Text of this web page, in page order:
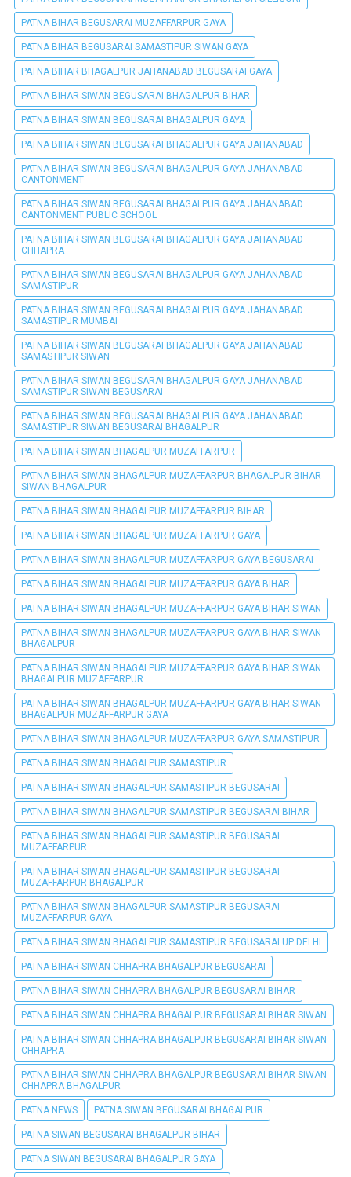
PATNA BIHAR BEGUSARAI MUZAFFARPUR GAYA
PATNA BIHAR BEGUSARAI SAMASTIPUR SIWAN GAYA
PATNA BIHAR BHAGALPUR JAHANABAD BEGUSARAI GAYA
PATNA BIHAR SIWAN BEGUSARAI BHAGALPUR BIHAR
PATNA BIHAR SIWAN BEGUSARAI BHAGALPUR GAYA
PATNA BIHAR SIWAN BEGUSARAI BHAGALPUR GAYA JAHANABAD
PATNA BIHAR SIWAN BEGUSARAI BHAGALPUR GAYA JAHANABAD
CANTONMENT
PATNA BIHAR SIWAN BEGUSARAI BHAGALPUR GAYA JAHANABAD
CANTONMENT PUBLIC SCHOOL
PATNA BIHAR SIWAN BEGUSARAI BHAGALPUR GAYA JAHANABAD
CHHAPRA
PATNA BIHAR SIWAN BEGUSARAI BHAGALPUR GAYA JAHANABAD
SAMASTIPUR
PATNA BIHAR SIWAN BEGUSARAI BHAGALPUR GAYA JAHANABAD
SAMASTIPUR MUMBAI
PATNA BIHAR SIWAN BEGUSARAI BHAGALPUR GAYA JAHANABAD
SAMASTIPUR SIWAN
PATNA BIHAR SIWAN BEGUSARAI BHAGALPUR GAYA JAHANABAD
SAMASTIPUR SIWAN BEGUSARAI
PATNA BIHAR SIWAN BEGUSARAI BHAGALPUR GAYA JAHANABAD
SAMASTIPUR SIWAN BEGUSARAI BHAGALPUR
PATNA BIHAR SIWAN BHAGALPUR MUZAFFARPUR
PATNA BIHAR SIWAN BHAGALPUR MUZAFFARPUR BHAGALPUR BIHAR
SIWAN BHAGALPUR
PATNA BIHAR SIWAN BHAGALPUR MUZAFFARPUR BIHAR
PATNA BIHAR SIWAN BHAGALPUR MUZAFFARPUR GAYA
PATNA BIHAR SIWAN BHAGALPUR MUZAFFARPUR GAYA BEGUSARAI
PATNA BIHAR SIWAN BHAGALPUR MUZAFFARPUR GAYA BIHAR
PATNA BIHAR SIWAN BHAGALPUR MUZAFFARPUR GAYA BIHAR SIWAN
PATNA BIHAR SIWAN BHAGALPUR MUZAFFARPUR GAYA BIHAR SIWAN
BHAGALPUR
PATNA BIHAR SIWAN BHAGALPUR MUZAFFARPUR GAYA BIHAR SIWAN
BHAGALPUR MUZAFFARPUR
PATNA BIHAR SIWAN BHAGALPUR MUZAFFARPUR GAYA BIHAR SIWAN
BHAGALPUR MUZAFFARPUR GAYA
PATNA BIHAR SIWAN BHAGALPUR MUZAFFARPUR GAYA SAMASTIPUR
PATNA BIHAR SIWAN BHAGALPUR SAMASTIPUR
PATNA BIHAR SIWAN BHAGALPUR SAMASTIPUR BEGUSARAI
PATNA BIHAR SIWAN BHAGALPUR SAMASTIPUR BEGUSARAI BIHAR
PATNA BIHAR SIWAN BHAGALPUR SAMASTIPUR BEGUSARAI
MUZAFFARPUR
PATNA BIHAR SIWAN BHAGALPUR SAMASTIPUR BEGUSARAI
MUZAFFARPUR BHAGALPUR
PATNA BIHAR SIWAN BHAGALPUR SAMASTIPUR BEGUSARAI
MUZAFFARPUR GAYA
PATNA BIHAR SIWAN BHAGALPUR SAMASTIPUR BEGUSARAI UP DELHI
PATNA BIHAR SIWAN CHHAPRA BHAGALPUR BEGUSARAI
PATNA BIHAR SIWAN CHHAPRA BHAGALPUR BEGUSARAI BIHAR
PATNA BIHAR SIWAN CHHAPRA BHAGALPUR BEGUSARAI BIHAR SIWAN
PATNA BIHAR SIWAN CHHAPRA BHAGALPUR BEGUSARAI BIHAR SIWAN
CHHAPRA
PATNA BIHAR SIWAN CHHAPRA BHAGALPUR BEGUSARAI BIHAR SIWAN
CHHAPRA BHAGALPUR
PATNA NEWS PATNA SIWAN BEGUSARAI BHAGALPUR
PATNA SIWAN BEGUSARAI BHAGALPUR BIHAR
PATNA SIWAN BEGUSARAI BHAGALPUR GAYA